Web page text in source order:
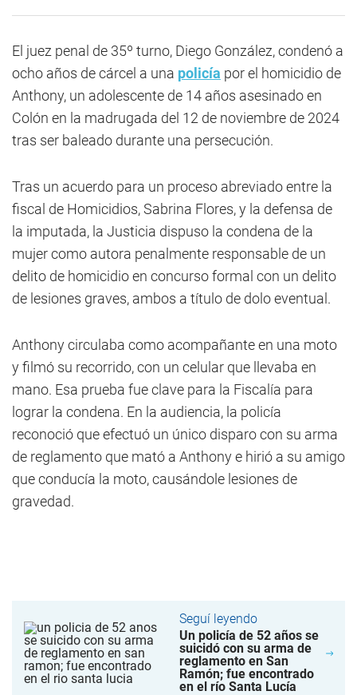
El juez penal de 35º turno, Diego González, condenó a
ocho años de cárcel a una policía por el homicidio de
Anthony, un adolescente de 14 años asesinado en
Colón en la madrugada del 12 de noviembre de 2024
tras ser baleado durante una persecución.
Tras un acuerdo para un proceso abreviado entre la
fiscal de Homicidios, Sabrina Flores, y la defensa de
la imputada, la Justicia dispuso la condena de la
mujer como autora penalmente responsable de un
delito de homicidio en concurso formal con un delito
de lesiones graves, ambos a título de dolo eventual.
Anthony circulaba como acompañante en una moto
y filmó su recorrido, con un celular que llevaba en
mano. Esa prueba fue clave para la Fiscalía para
lograr la condena. En la audiencia, la policía
reconoció que efectuó un único disparo con su arma
de reglamento que mató a Anthony e hirió a su amigo
que conducía la moto, causándole lesiones de
gravedad.
Seguí leyendo
Un policía de 52 años se
suicidó con su arma de
reglamento en San
Ramón; fue encontrado
en el río Santa Lucía